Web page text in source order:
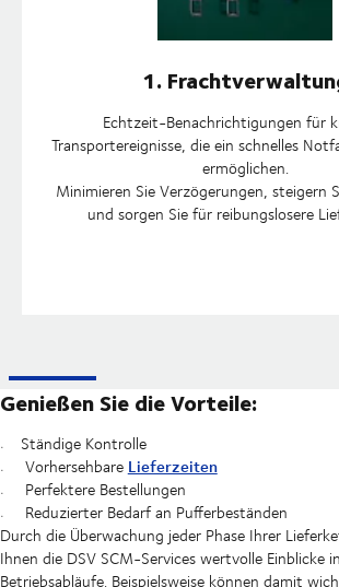
1.
Echtzeit-Benachrichtigungen für
Transportereignisse, die ein schnelles
ermöglichen.
Minimieren Sie Verzögerungen, steigern
und sorgen Sie für reibungslosere
Genießen Sie die Vorteile:
Ständige Kontrolle
Vorhersehbare Lieferzeiten
Perfektere Bestellungen
Reduzierter Bedarf an Pufferbeständen
Durch die Überwachung jeder Phase Ihrer
Ihnen die DSV SCM-Services wertvolle Einblicke
Betriebsabläufe. Beispielsweise können damit